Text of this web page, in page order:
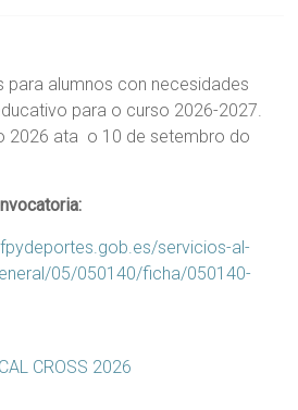
para alumnos con necesidades
para o curso 2026-2027.
2026 ata o 10 de setembro do
servicios-al-
05/050140/ficha/050140-
CROSS 2026